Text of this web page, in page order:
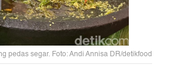
pedas segar. Foto: Andi Annisa DR/detikfood